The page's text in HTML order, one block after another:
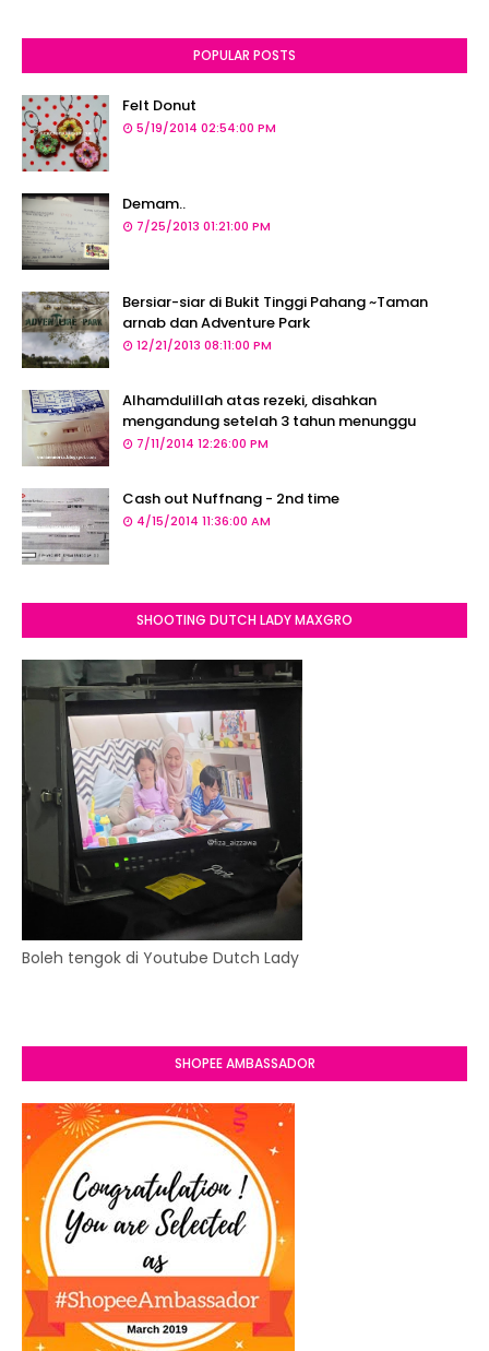
POPULAR POSTS
Felt Donut
5/19/2014 02:54:00 PM
Demam..
7/25/2013 01:21:00 PM
Bersiar-siar di Bukit Tinggi Pahang ~Taman
arnab dan Adventure Park
12/21/2013 08:11:00 PM
Alhamdulillah atas rezeki, disahkan
mengandung setelah 3 tahun menunggu
7/11/2014 12:26:00 PM
Cash out Nuffnang - 2nd time
4/15/2014 11:36:00 AM
SHOOTING DUTCH LADY MAXGRO
Boleh tengok di Youtube Dutch Lady
SHOPEE AMBASSADOR